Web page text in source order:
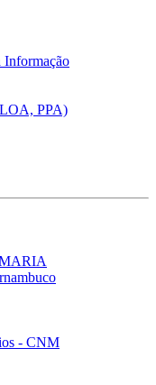
Informação
PPA)
- CNM